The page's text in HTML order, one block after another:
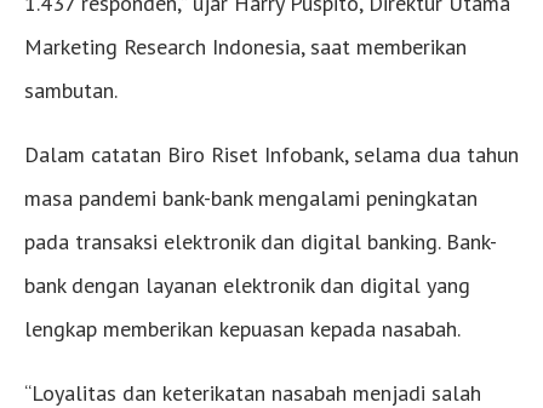
Marketing Research Indonesia, saat memberikan
sambutan.
Dalam catatan Biro Riset Infobank, selama dua tahun
masa pandemi bank-bank mengalami peningkatan
pada transaksi elektronik dan digital banking. Bank-
bank dengan layanan elektronik dan digital yang
lengkap memberikan kepuasan kepada nasabah.
“Loyalitas dan keterikatan nasabah menjadi salah